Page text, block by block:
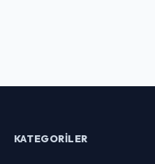
KATEGORILER